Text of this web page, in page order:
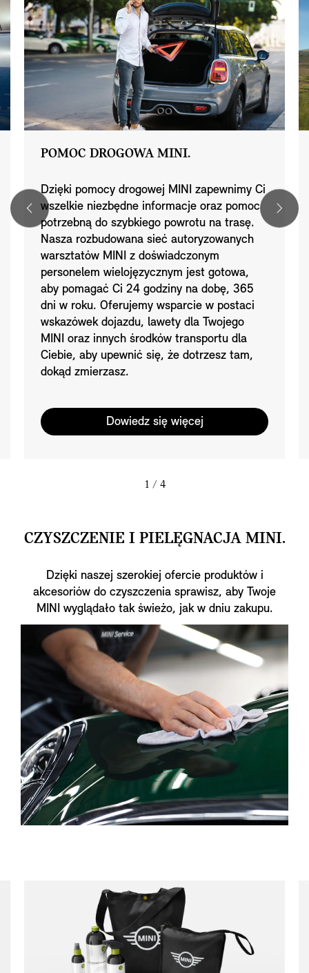
POMOC DROGOWA MINI.
Dzięki pomocy drogowej MINI zapewnimy Ci
wszelkie niezbędne informacje oraz pomoc
potrzebną do szybkiego powrotu na trasę.
Nasza rozbudowana sieć autoryzowanych
warsztatów MINI z doświadczonym
personelem wielojęzycznym jest gotowa,
aby pomagać Ci 24 godziny na dobę, 365
dni w roku. Oferujemy wsparcie w postaci
wskazówek dojazdu, lawety dla Twojego
MINI oraz innych środków transportu dla
Ciebie, aby upewnić się, że dotrzesz tam,
dokąd zmierzasz.
Dowiedz się więcej
1 / 4
CZYSZCZENIE I PIELĘGNACJA MINI.
Dzięki naszej szerokiej ofercie produktów i
akcesoriów do czyszczenia sprawisz, aby Twoje
MINI wyglądało tak świeżo, jak w dniu zakupu.